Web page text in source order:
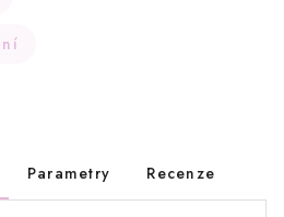
Parametry Recenze